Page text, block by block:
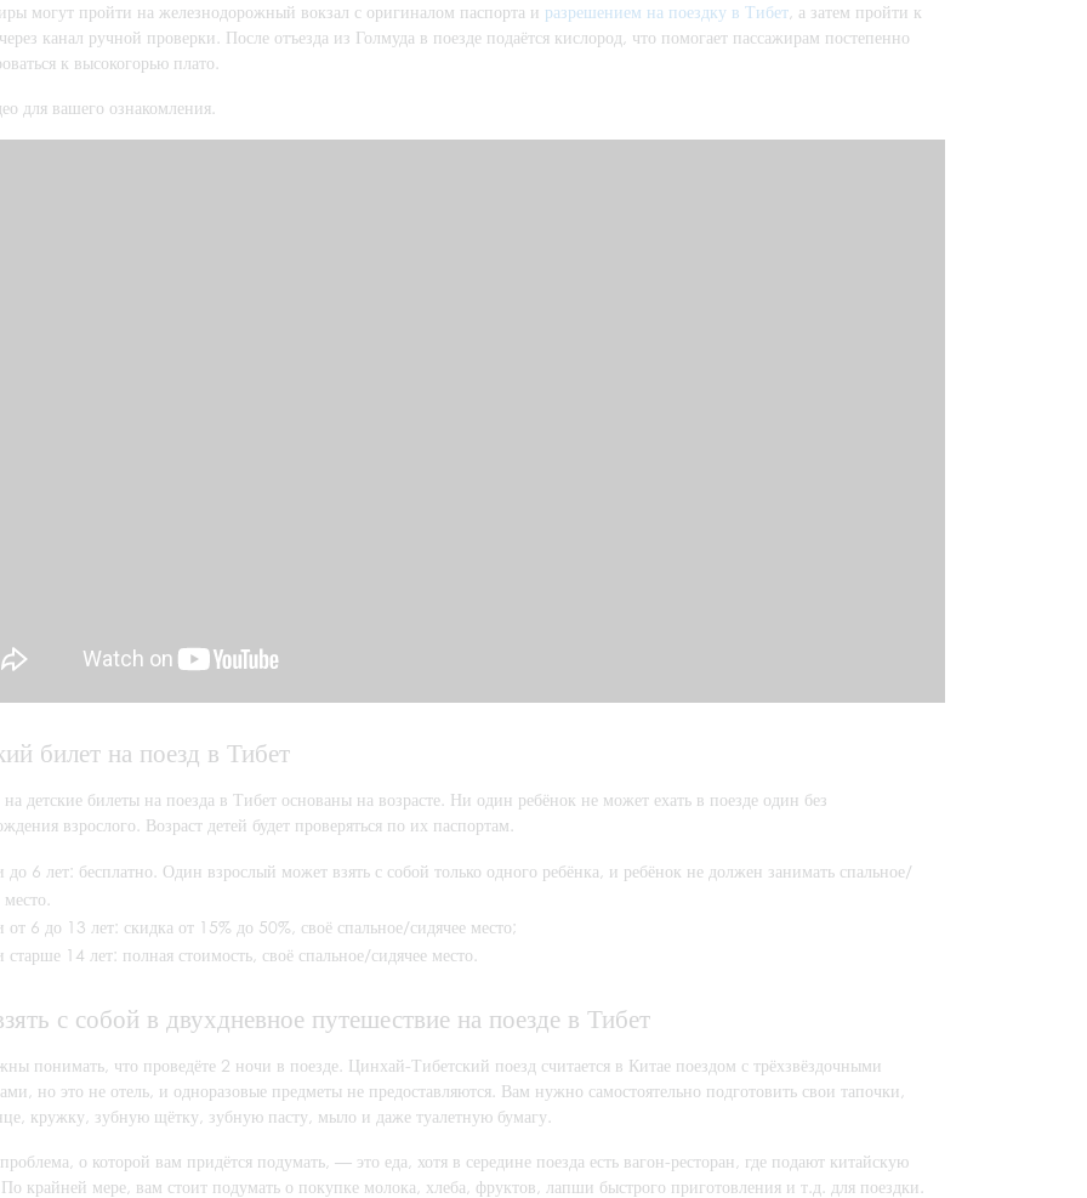
могут пройти на железнодорожный вокзал с оригиналом паспорта и разрешением на поездку в Тибет, а затем пройти к
канал ручной проверки. После отъезда из Голмуда в поезде подаётся кислород, что помогает пассажирам постепенно
к высокогорью плато.
для вашего ознакомления.
билет на поезд в Тибет
детские билеты на поезда в Тибет основаны на возрасте. Ни один ребёнок не может ехать в поезде один без
взрослого. Возраст детей будет проверяться по их паспортам.
до 6 лет: бесплатно. Один взрослый может взять с собой только одного ребёнка, и ребёнок не должен занимать спальное/
от 6 до 13 лет: скидка от 15% до 50%, своё спальное/сидячее место;
старше 14 лет: полная стоимость, своё спальное/сидячее место.
с собой в двухдневное путешествие на поезде в Тибет
понимать, что проведёте 2 ночи в поезде. Цинхай-Тибетский поезд считается в Китае поездом с трёхзвёздочными
но это не отель, и одноразовые предметы не предоставляются. Вам нужно самостоятельно подготовить свои тапочки,
кружку, зубную щётку, зубную пасту, мыло и даже туалетную бумагу.
о которой вам придётся подумать, — это еда, хотя в середине поезда есть вагон-ресторан, где подают китайскую
крайней мере, вам стоит подумать о покупке молока, хлеба, фруктов, лапши быстрого приготовления и т.д. для поездки.